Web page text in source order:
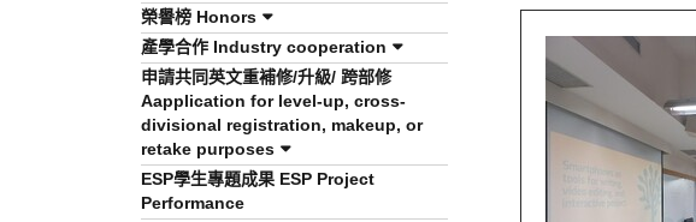
榮譽榜 Honors
產學合作 Industry cooperation
申請共同英文重補修/升級/ 跨部修
Aapplication for level-up, cross-
divisional registration, makeup, or
retake purposes
ESP學生專題成果 ESP Project
Performance